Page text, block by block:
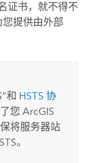
证书，就不得不
提供由外部
和 HSTS 协
您ArcGIS
将服务器站
。